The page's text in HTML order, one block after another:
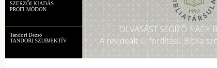
SZERZŐI KIADÁS
PROFI MÓDON
Tandori Dezső
TANDORI SZUBJEKTÍV